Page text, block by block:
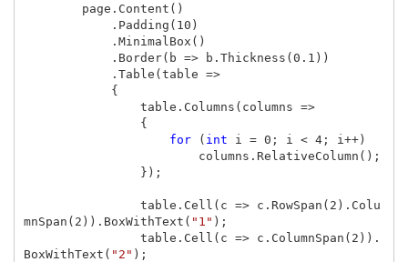
page . Content ()
. Padding ( 10 )
. MinimalBox ()
. Border( b => b . Thickness ( 0.1 ))
. Table ( table =>
{
table . Columns ( columns =>
{
for
( int i = 0 ; i < 4; i ++)
columns . RelativeColumn ();
});
table . Cell ( c => c . RowSpan ( 2 ). Colu
mnSpan ( 2 )). BoxWithText ( "1" );
table . Cell ( c => c . ColumnSpan ( 2 )).
BoxWithText ( "2" );